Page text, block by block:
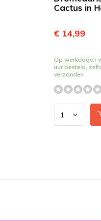
Cactus in
€ 14,99
Op werkdagen
uur besteld,
verzonden